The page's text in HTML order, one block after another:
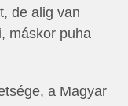
de alig van
máskor puha
a Magyar